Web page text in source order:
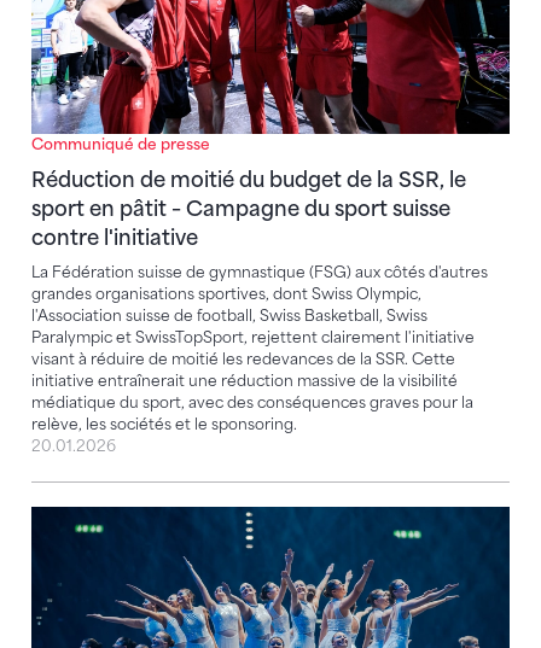
Communiqué de presse
Réduction de moitié du budget de la SSR, le
sport en pâtit – Campagne du sport suisse
contre l'initiative
La Fédération suisse de gymnastique (FSG) aux côtés d'autres
grandes organisations sportives, dont Swiss Olympic,
l'Association suisse de football, Swiss Basketball, Swiss
Paralympic et SwissTopSport, rejettent clairement l'initiative
visant à réduire de moitié les redevances de la SSR. Cette
initiative entraînerait une réduction massive de la visibilité
médiatique du sport, avec des conséquences graves pour la
relève, les sociétés et le sponsoring.
20.01.2026
Spectacle de gymnastique au Hallenstadion